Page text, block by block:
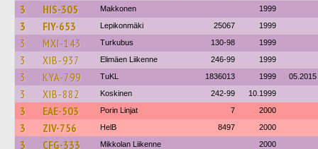
3 HIS-305 Makkonen 1999
3 FIY-653 Lepikonmäki 25067 1999
3 MXI-143 Turkubus 130-98 1999
3 XIB-937 Elimäen Liikenne 246-99 1999
3 KYA-799 TuKL 1836013 1999 05.2015
3 XIB-882 Koskinen 242-99 10.1999
3 EAE-503 Porin Linjat 7 2000
3 ZIV-756 HelB 8497 2000
3 CFG-333 Mikkolan Liikenne 2000